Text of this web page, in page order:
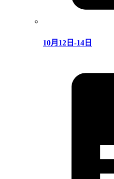
10月12日-14日